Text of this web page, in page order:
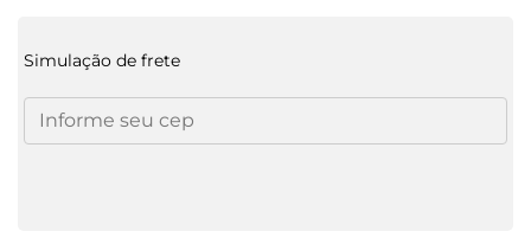
Simulação de frete